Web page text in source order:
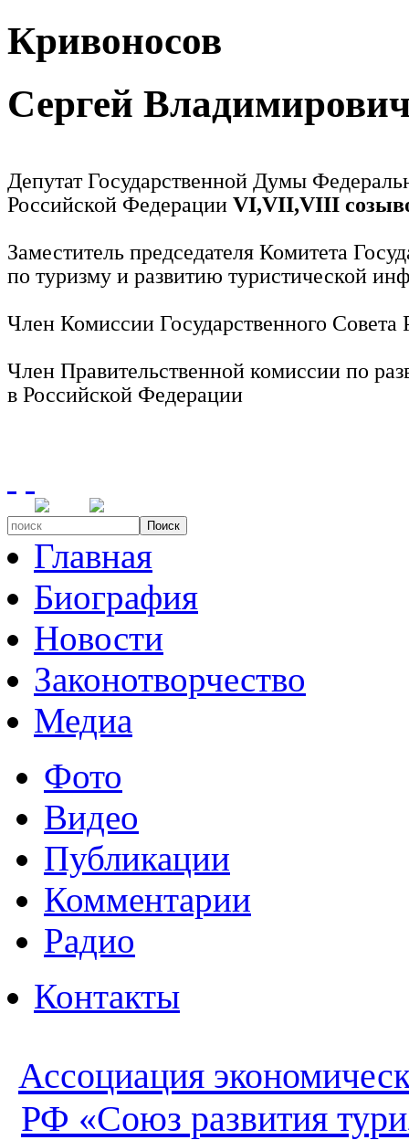
Кривоносов
Сергей
Депутат Государственной Думы
Российской Федерации VI,VII,VIII
Заместитель председателя Комитета
по туризму и развитию туристической
Член Комиссии Государственного
Член Правительственной комиссии по
в Российской Федерации
Поиск
Главная
Биография
Новости
Законотворчество
Медиа
Фото
Видео
Публикации
Комментарии
Радио
Контакты
Ассоциация
РФ «Союз развития